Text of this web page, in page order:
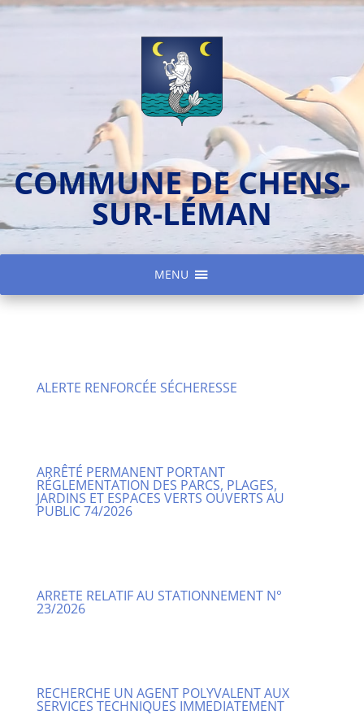
COMMUNE DE CHENS-
SUR-LÉMAN
MENU
ALERTE RENFORCÉE SÉCHERESSE
ARRÊTÉ PERMANENT PORTANT
RÉGLEMENTATION DES PARCS, PLAGES,
JARDINS ET ESPACES VERTS OUVERTS AU
PUBLIC 74/2026
ARRETE RELATIF AU STATIONNEMENT N°
23/2026
RECHERCHE UN AGENT POLYVALENT AUX
SERVICES TECHNIQUES IMMEDIATEMENT